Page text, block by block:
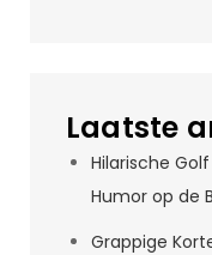
Laatste
Hilarische
Humor op de
Grappige